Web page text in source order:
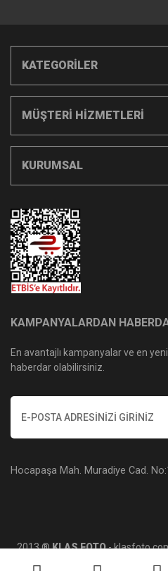
KATEGORİLER
MÜŞTERİ HİZMETLERİ
KURUMSAL
KAMPANYALARDAN
En avantajlı kampanyalar ve en
haberdar olabilirsiniz.
Hocapaşa Mah. Muradiye Cad.
2013 ®KLAS FOTO-